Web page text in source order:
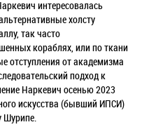
интересовалась
холсту
так часто
кораблях, или по ткани
отступления от академизма
подход к
Наркевич осенью 2023
искусства (бывший ИПСИ)
Шурипе.